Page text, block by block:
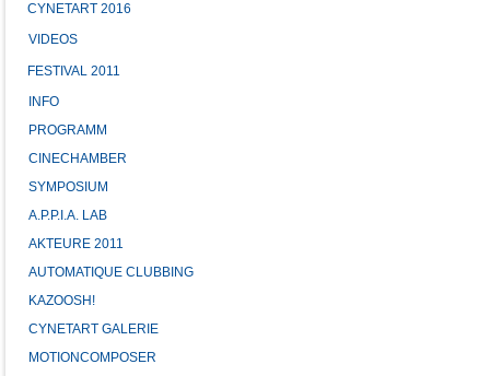
CYNETART 2016
VIDEOS
FESTIVAL 2011
INFO
PROGRAMM
CINECHAMBER
SYMPOSIUM
A.P.P.I.A. LAB
AKTEURE 2011
AUTOMATIQUE CLUBBING
KAZOOSH!
CYNETART GALERIE
MOTIONCOMPOSER